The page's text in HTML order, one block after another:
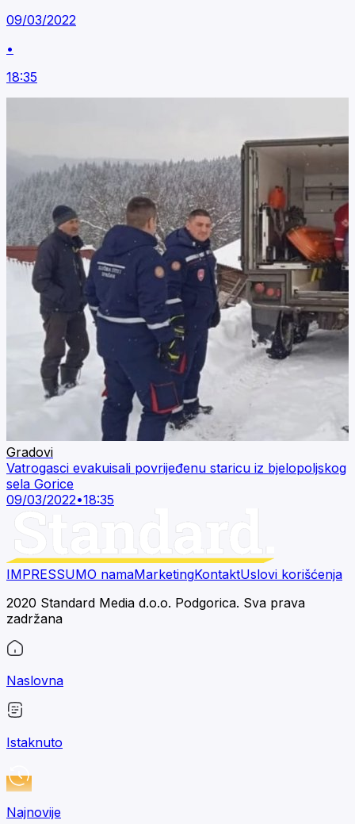
09/03/2022
•
18:35
Gradovi
Vatrogasci evakuisali povrijeđenu staricu iz bjelopoljskog
sela Gorice
09/03/2022•18:35
IMPRESSUMO namaMarketingKontaktUslovi korišćenja
2020 Standard Media d.o.o. Podgorica. Sva prava
zadržana
Naslovna
Istaknuto
Najnovije